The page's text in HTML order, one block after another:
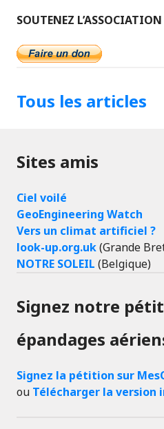
SOUTENEZ
Tous les articles
Sites amis
Ciel voilé
GeoEngineering Watch
Vers un climat artificiel ?
look-up.org.uk(Grande
NOTRE SOLEIL (Belgique)
Signez notre
épandages
Signez la pétition sur
ou Télécharger la version